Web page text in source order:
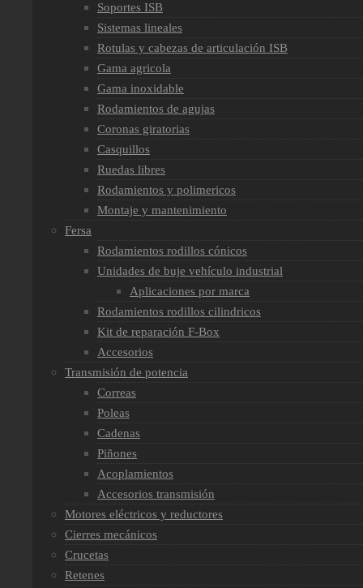
Soportes ISB
Sistemas lineales
Rotulas y cabezas de articulación ISB
Gama agricola
Gama inoxidable
Rodamientos de agujas
Coronas giratorias
Casquillos
Ruedas libres
Rodamientos y polimericos
Montaje y mantenimiento
Fersa
Rodamientos rodillos cónicos
Unidades de buje vehículo industrial
Aplicaciones por marca
Rodamientos rodillos cilindricos
Kit de reparación F-Box
Accesorios
Transmisión de potencia
Correas
Poleas
Cadenas
Piñones
Acoplamientos
Accesorios transmisión
Motores eléctricos y reductores
Cierres mecánicos
Crucetas
Retenes